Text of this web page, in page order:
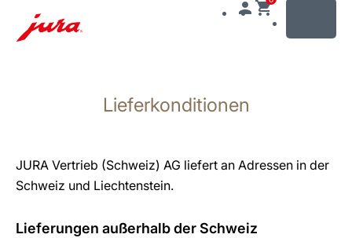
wechseln
Lieferkonditionen
JURA Vertrieb (Schweiz) AG liefert an Adressen in der
Schweiz und Liechtenstein.
Lieferungen außerhalb der Schweiz